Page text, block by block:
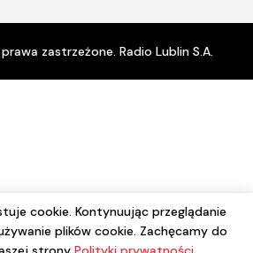
zastrzeżone. Radio Lublin S.A.
cookie. Kontynuując przeglądanie
plików cookie. Zachęcamy do